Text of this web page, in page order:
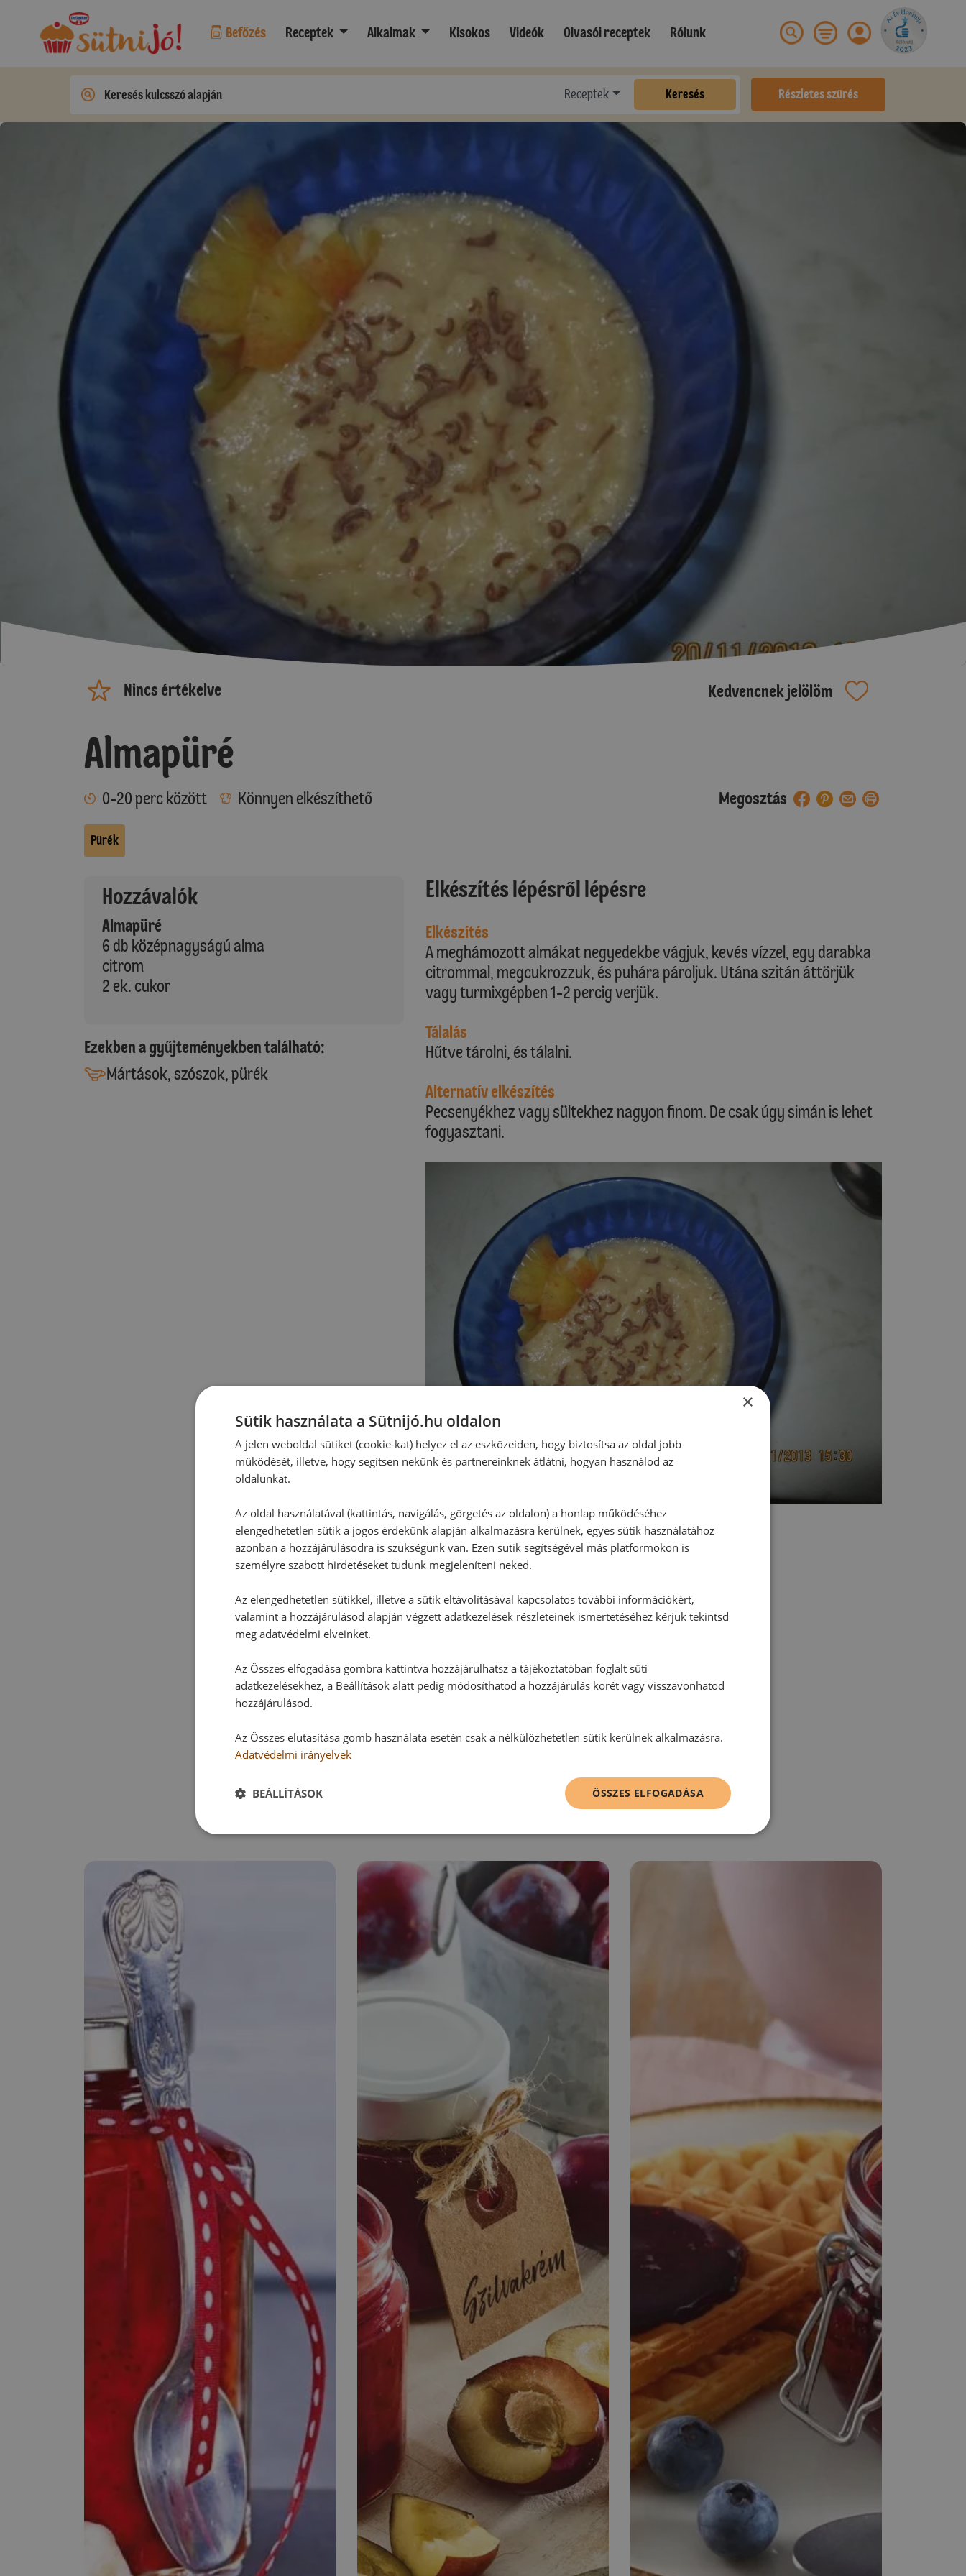
Befőzés Receptek Alkalmak Kisokos Videók Olvasói receptek Rólunk
Receptek Keresés Részletes szűrés
Nincs értékelve Kedvencnek jelölöm
Almapüré
0-20 perc között Könnyen elkészíthető Megosztás
Pürék
Hozzávalók
Almapüré
6 db középnagyságú alma
citrom
2 ek. cukor
Ezekben a gyűjteményekben található:
Mártások, szószok, pürék
Elkészítés lépésről lépésre
Elkészítés
A meghámozott almákat negyedekbe vágjuk, kevés vízzel, egy darabka
citrommal, megcukrozzuk, és puhára pároljuk. Utána szitán áttörjük
vagy turmixgépben 1-2 percig verjük.
Tálalás
Hűtve tárolni, és tálalni.
Alternatív elkészítés
Pecsenyékhez vagy sültekhez nagyon finom. De csak úgy simán is lehet
fogyasztani.
Hozzászólások
Ehhez a recepthez még nem érkezett hozzászólás.
Hozzászólás írása
RECEPTAJÁNLÓ
×
Sütik használata a Sütnijó.hu oldalon
A jelen weboldal sütiket (cookie-kat) helyez el az eszközeiden, hogy biztosítsa az oldal jobb
működését, illetve, hogy segítsen nekünk és partnereinknek átlátni, hogyan használod az
oldalunkat.
Az oldal használatával (kattintás, navigálás, görgetés az oldalon) a honlap működéséhez
elengedhetetlen sütik a jogos érdekünk alapján alkalmazásra kerülnek, egyes sütik használatához
azonban a hozzájárulásodra is szükségünk van. Ezen sütik segítségével más platformokon is
személyre szabott hirdetéseket tudunk megjeleníteni neked.
Az elengedhetetlen sütikkel, illetve a sütik eltávolításával kapcsolatos további információkért,
valamint a hozzájárulásod alapján végzett adatkezelések részleteinek ismertetéséhez kérjük tekintsd
meg adatvédelmi elveinket.
Az Összes elfogadása gombra kattintva hozzájárulhatsz a tájékoztatóban foglalt süti
adatkezelésekhez, a Beállítások alatt pedig módosíthatod a hozzájárulás körét vagy visszavonhatod
hozzájárulásod.
Az Összes elutasítása gomb használata esetén csak a nélkülözhetetlen sütik kerülnek alkalmazásra.
Adatvédelmi irányelvek
ÖSSZES ELFOGADÁSA
BEÁLLÍTÁSOK